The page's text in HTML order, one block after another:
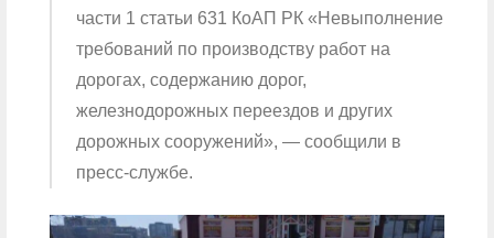
части 1 статьи 631 КоАП РК «Невыполнение
требований по производству работ на
дорогах, содержанию дорог,
железнодорожных переездов и других
дорожных сооружений», — сообщили в
пресс-службе.